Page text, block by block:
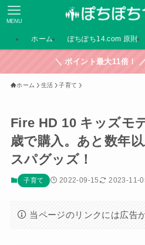
MENU
ホーム ぽちぽち14.com 原則
＼ ポイント最大11倍！
ホーム 生活 子育て
Fire HD 10 キッズモ
歳で購入。あと数年
スパグッズ！
子育て 2022-09-15 2023-11-
当ページのリンクには広告